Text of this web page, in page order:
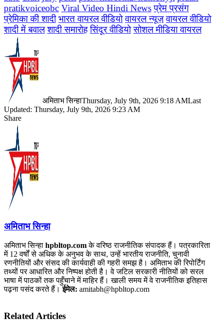
pratikvoiceobc Viral Video Hindi News प्रेम प्रसंग
प्रेमिका की शादी भारत वायरल वीडियो वायरल न्यूज़ वायरल वीडियो
शादी में बवाल शादी समारोह सिंदूर वीडियो सोशल मीडिया वायरल
अमिताभ सिन्हाThursday, July 9th, 2026 9:18 AMLast
Updated: Thursday, July 9th, 2026 9:23 AM
Share
Facebook
LinkedIn
Pinterest
WhatsApp
Telegram
अमिताभ सिन्हा
अमिताभ सिन्हा hpbltop.comके वरिष्ठ राजनीतिक संपादक हैं। पत्रकारिता
में 12 वर्षों से अधिक के अनुभव के साथ, उन्हें भारतीय राजनीति, चुनावी
रणनीतियों और संसद की कार्यवाही की गहरी समझ है। अमिताभ की रिपोर्टिंग
तथ्यों पर आधारित और निष्पक्ष होती है। वे जटिल सरकारी नीतियों को सरल
भाषा में पाठकों तक पहुँचाने में माहिर हैं। खाली समय में वे राजनीतिक इतिहास
पढ़ना पसंद करते हैं।ईमेल: amitabh@hpbltop.com
Related Articles